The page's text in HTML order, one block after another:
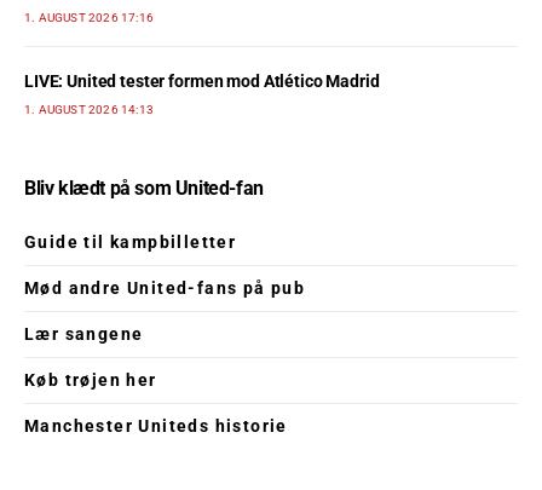
1. AUGUST 2026 17:16
LIVE: United tester formen mod Atlético Madrid
1. AUGUST 2026 14:13
Bliv klædt på som United-fan
Guide til kampbilletter
Mød andre United-fans på pub
Lær sangene
Køb trøjen her
Manchester Uniteds historie